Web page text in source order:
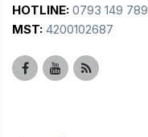
HOTLINE: 0793 149 789
MST: 4200102687